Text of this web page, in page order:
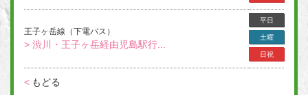
王子ヶ岳線（下電バス）
> 渋川・王子ヶ岳経由児島駅行...
平日
土曜
日祝
< もどる